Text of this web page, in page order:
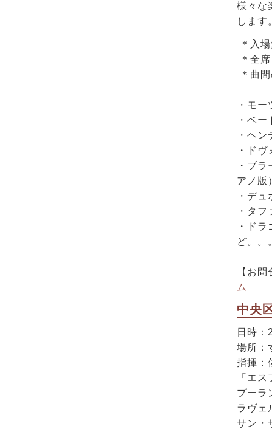
様々な
します
＊入
＊全
＊曲
・モ
・ベ
・ヘ
・ド
・ブ
アノ版
・デ
・タ
・ド
ど。。
【お
ム
中央
日時：
場所：
指揮：
「エ
プーラ
ラヴェ
サン・